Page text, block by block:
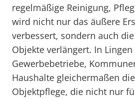
regelmäßige Reinigung,
wird nicht nur das äußere
verbessert, sondern auch
Objekte verlängert. In Lingen
Gewerbebetriebe,
Haushalte gleichermaßen
Objektpflege, die nicht nur